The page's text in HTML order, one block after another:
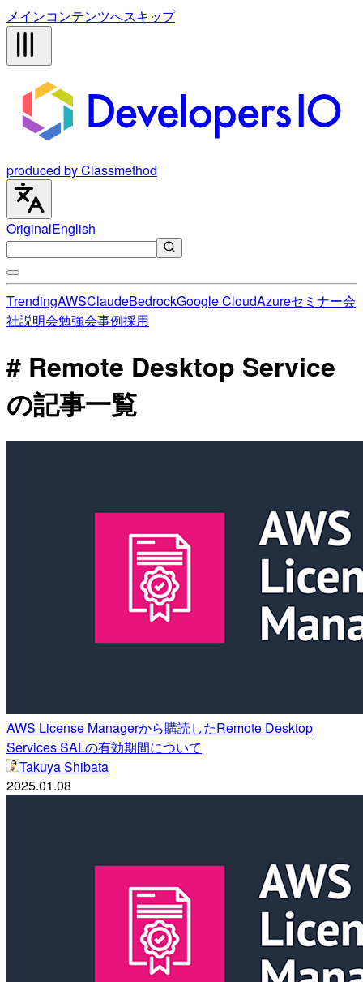
メインコンテンツへスキップ
produced by Classmethod
OriginalEnglish
TrendingAWSClaudeBedrockGoogle CloudAzureセミナー会
社説明会勉強会事例採用
# Remote Desktop Service
の記事一覧
AWS License Managerから購読したRemote Desktop
Services SALの有効期間について
Takuya Shibata
2025.01.08